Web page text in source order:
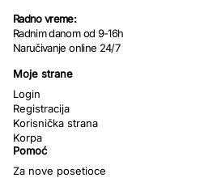
Radno vreme:
Radnim danom od 9-16h
Naručivanje online 24/7
Moje strane
Login
Registracija
Korisnička strana
Korpa
Pomoć
Za nove posetioce